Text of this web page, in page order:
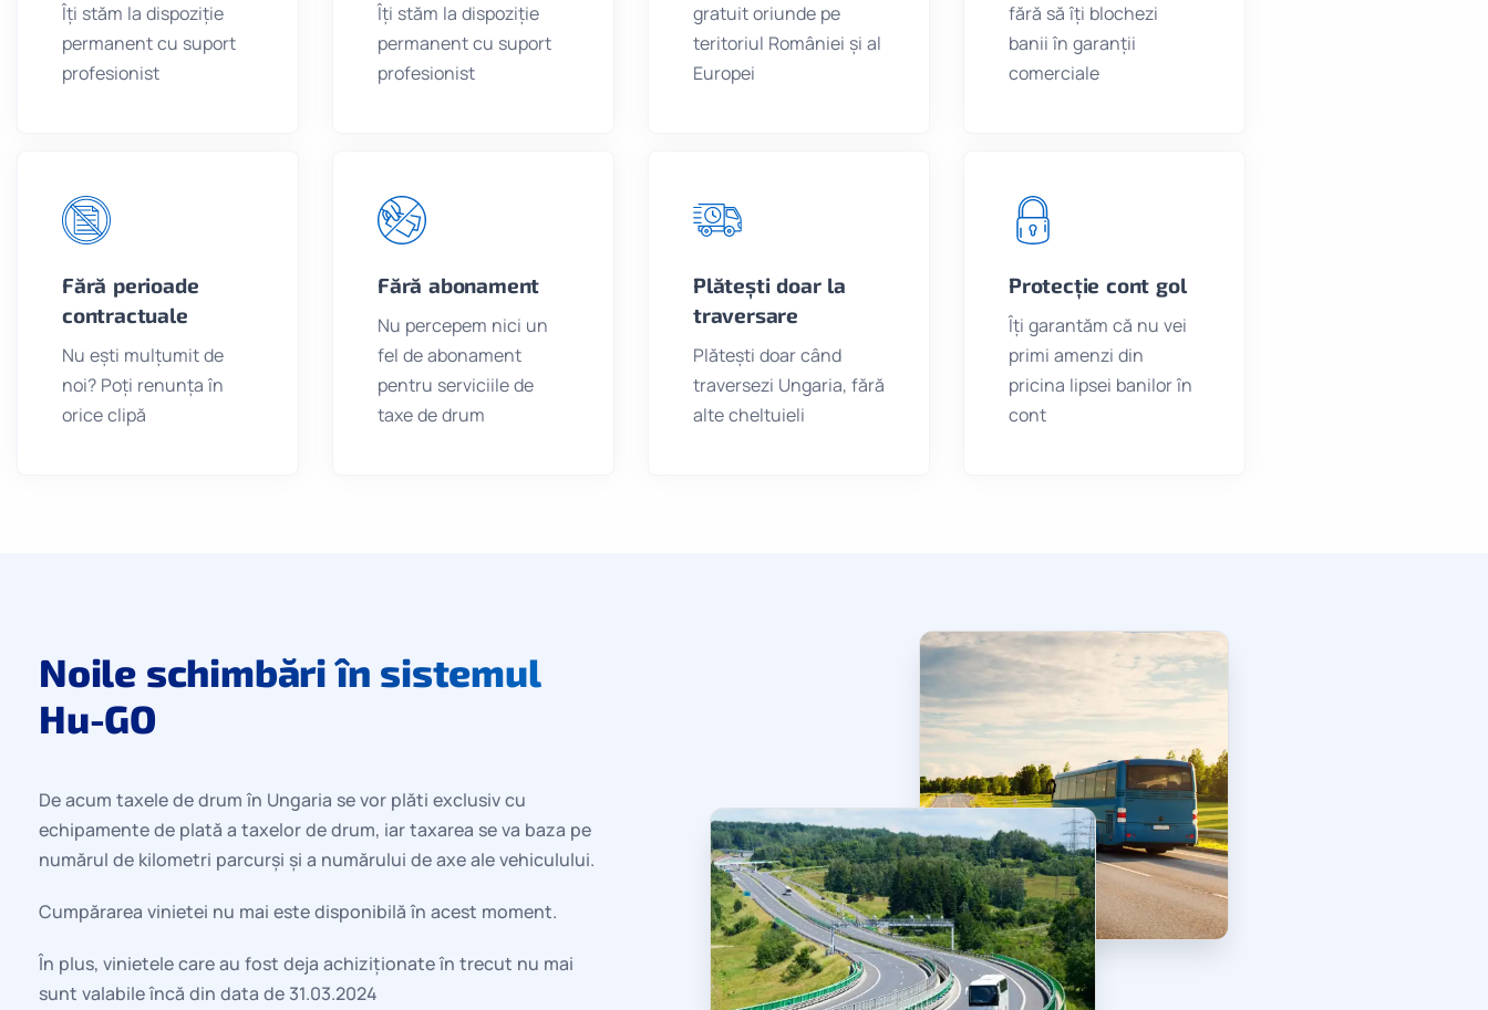
Îți stăm la dispoziție
permanent cu suport
profesionist
Îți stăm la dispoziție
permanent cu suport
profesionist
gratuit oriunde pe
teritoriul României și al
Europei
fără să îți blochezi
banii în garanții
comerciale
Fără perioade
contractuale
Nu ești mulțumit de
noi? Poți renunța în
orice clipă
Fără abonament
Nu percepem nici un
fel de abonament
pentru serviciile de
taxe de drum
Plătești doar la
traversare
Plătești doar când
traversezi Ungaria, fără
alte cheltuieli
Protecție cont gol
Îți garantăm că nu vei
primi amenzi din
pricina lipsei banilor în
cont
Noile schimbări în sistemul
Hu-GO
De acum taxele de drum în Ungaria se vor plăti exclusiv cu
echipamente de plată a taxelor de drum, iar taxarea se va baza pe
numărul de kilometri parcurși și a numărului de axe ale vehiculului.
Cumpărarea vinietei nu mai este disponibilă în acest moment.
În plus, vinietele care au fost deja achiziționate în trecut nu mai
sunt valabile încă din data de 31.03.2024